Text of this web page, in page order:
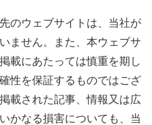
のウェブサイトは、当社が
ません。また、本ウェブサ
載にあたっては慎重を期し
性を保証するものではござ
載された記事、情報又は広
かなる損害についても、当